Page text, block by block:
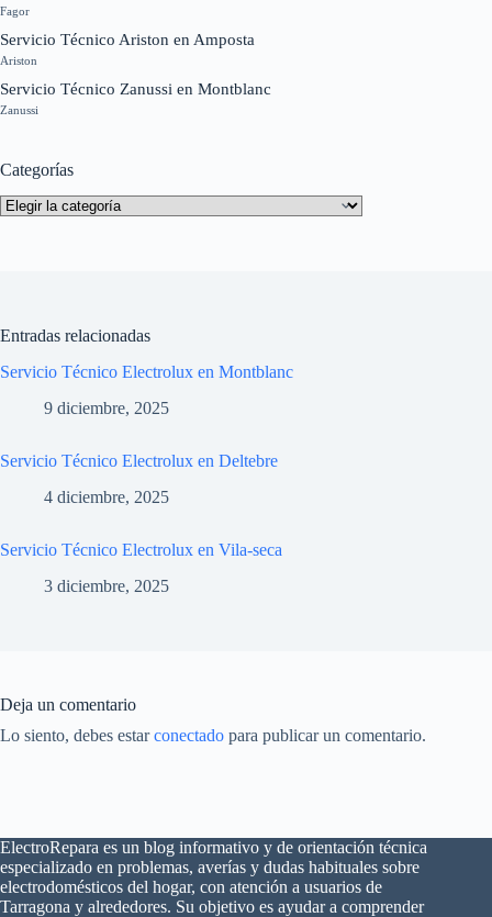
Fagor
Servicio Técnico Ariston en Amposta
Ariston
Servicio Técnico Zanussi en Montblanc
Zanussi
Categorías
Categorías
Entradas relacionadas
Servicio Técnico Electrolux en Montblanc
9 diciembre, 2025
Servicio Técnico Electrolux en Deltebre
4 diciembre, 2025
Servicio Técnico Electrolux en Vila-seca
3 diciembre, 2025
Deja un comentario
Lo siento, debes estarconectado para publicar un comentario.
ElectroRepara es un blog informativo y de orientación técnica
especializado en problemas, averías y dudas habituales sobre
electrodomésticos del hogar, con atención a usuarios de
Tarragona y alrededores. Su objetivo es ayudar a comprender
¿Problemas con tu